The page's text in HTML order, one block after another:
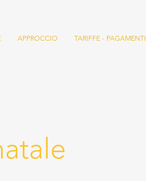
APPROCCIO TARIFFE - PAGAMENTI